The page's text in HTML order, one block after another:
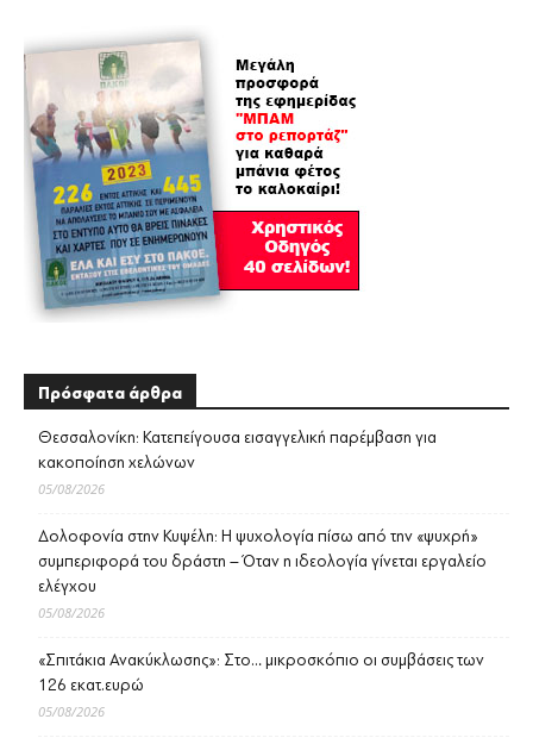
Πρόσφατα άρθρα
Θεσσαλονίκη: Κατεπείγουσα εισαγγελική παρέμβαση για
κακοποίηση χελώνων
05/08/2026
Δολοφονία στην Κυψέλη: Η ψυχολογία πίσω από την «ψυχρή»
συμπεριφορά του δράστη – Όταν η ιδεολογία γίνεται εργαλείο
ελέγχου
05/08/2026
«Σπιτάκια Ανακύκλωσης»: Στο… μικροσκόπιο οι συμβάσεις των
126 εκατ.ευρώ
05/08/2026